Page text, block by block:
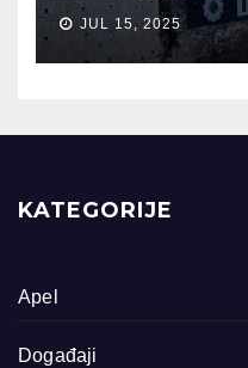
JUL 15, 2025
KATEGORIJE
Apel
Događaji